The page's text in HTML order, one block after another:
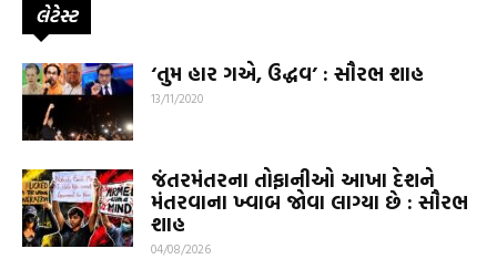
લેટેસ્ટ
‘તુમ હાર ગએ, ઉદ્ધવ’ : સૌરભ શાહ
13/11/2020
જંતરમંતરના તોફાનીઓ આખા દેશને
મંતરવાના ખ્વાબ જોવા લાગ્યા છે : સૌરભ
શાહ
04/08/2026